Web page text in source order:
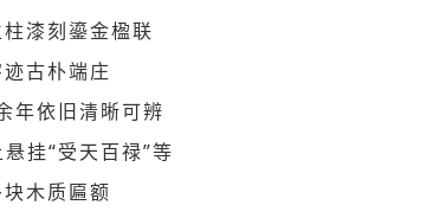
漆刻鎏金楹联
古朴端庄
年依旧清晰可辨
挂“受天百禄”等
木质匾额